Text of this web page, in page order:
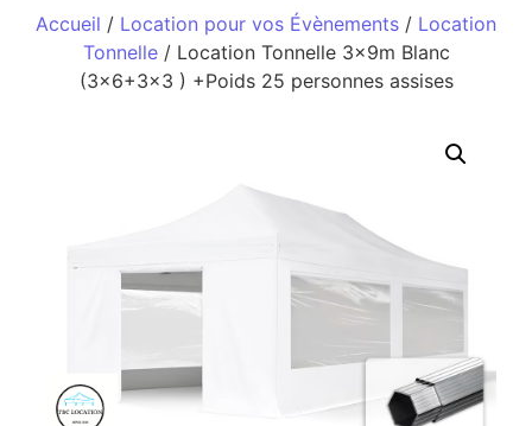
Accueil / Location pour vos Évènements / Location
Tonnelle/ Location Tonnelle 3x9m Blanc
(3×6+3×3 ) +Poids 25 personnes assises